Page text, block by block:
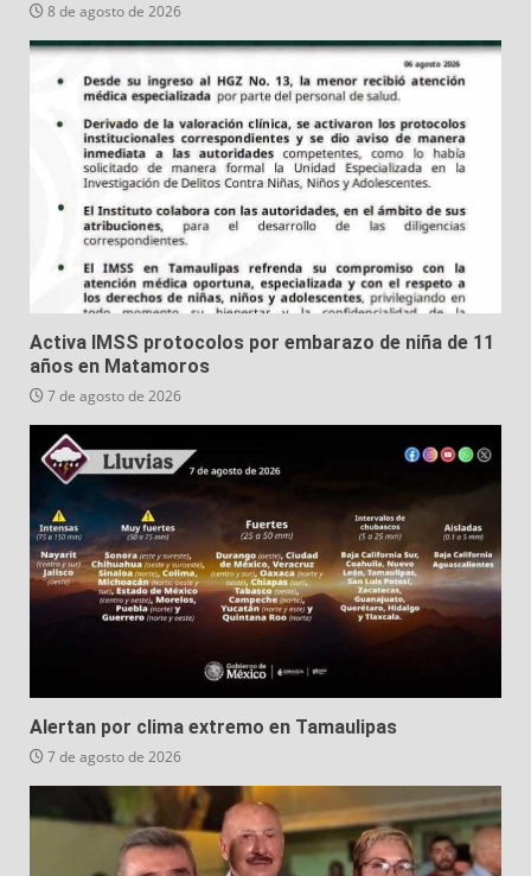
8 de agosto de 2026
Activa IMSS protocolos por embarazo de niña de 11
años en Matamoros
7 de agosto de 2026
Alertan por clima extremo en Tamaulipas
7 de agosto de 2026